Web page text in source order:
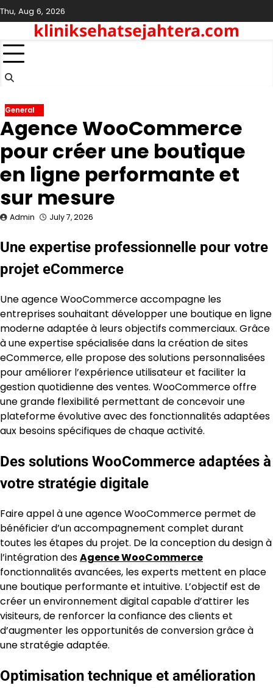
Skip
to
content
Thu, Aug 6, 2026
kliniksehatsejahtera.com
General
Agence WooCommerce
pour créer une boutique
en ligne performante et
sur mesure
Admin July 7, 2026
Une expertise professionnelle pour votre
projet eCommerce
Une agence WooCommerce accompagne les
entreprises souhaitant développer une boutique en ligne
moderne adaptée à leurs objectifs commerciaux. Grâce
à une expertise spécialisée dans la création de sites
eCommerce, elle propose des solutions personnalisées
pour améliorer l’expérience utilisateur et faciliter la
gestion quotidienne des ventes. WooCommerce offre
une grande flexibilité permettant de concevoir une
plateforme évolutive avec des fonctionnalités adaptées
aux besoins spécifiques de chaque activité.
Des solutions WooCommerce adaptées à
votre stratégie digitale
Faire appel à une agence WooCommerce permet de
bénéficier d’un accompagnement complet durant
toutes les étapes du projet. De la conception du design à
l’intégration desAgence WooCommerce
fonctionnalités avancées, les experts mettent en place
une boutique performante et intuitive. L’objectif est de
créer un environnement digital capable d’attirer les
visiteurs, de renforcer la confiance des clients et
d’augmenter les opportunités de conversion grâce à
une stratégie adaptée.
Optimisation technique et amélioration